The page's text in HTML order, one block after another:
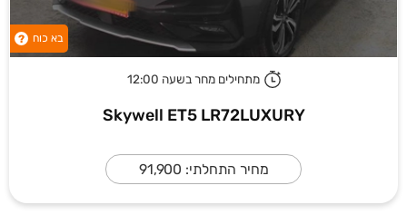
בא כוח ?
מתחילים מחר בשעה 12:00
Skywell ET5 LR72LUXURY
מחיר התחלתי: 91,900